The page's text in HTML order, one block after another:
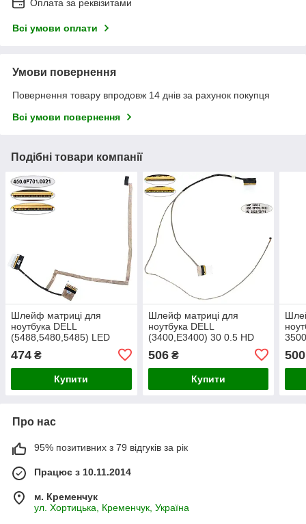
Оплата за реквізитами
Всі умови оплати
Умови повернення
Повернення товару впродовж 14 днів за рахунок покупця
Всі умови повернення
Подібні товари компанії
Шлейф матриці для
ноутбука DELL
(5488,5480,5485) LED
474 ₴
Купити
Шлейф матриці для
ноутбука DELL
(3400,E3400) 30 0.5 HD
506₴
Купити
500
Про нас
95% позитивних з 79 відгуків за рік
Працює з 10.11.2014
м. Кременчук
ул. Хортицька, Кременчук, Україна